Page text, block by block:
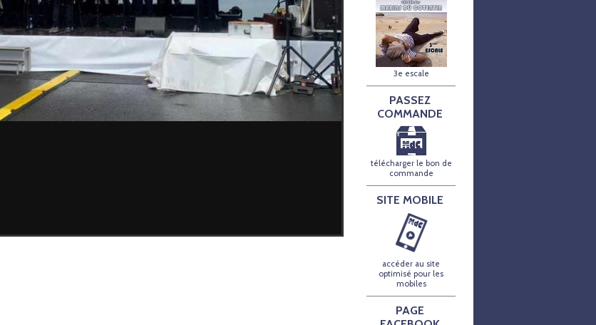
3e escale
PASSEZ
COMMANDE
télécharger le bon de
commande
SITE MOBILE
accéder au site
optimisé pour les
mobiles
PAGE